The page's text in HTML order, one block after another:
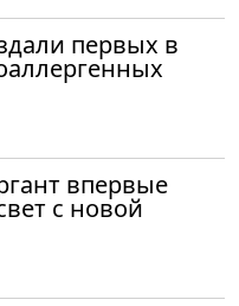
первых в
впервые
с новой